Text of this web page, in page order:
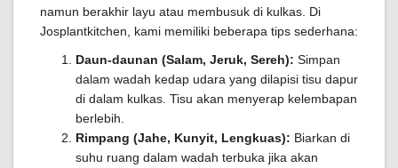
namun berakhir layu atau membusuk di kulkas. Di
Josplantkitchen, kami memiliki beberapa tips sederhana:
Daun-daunan (Salam, Jeruk, Sereh): Simpan
dalam wadah kedap udara yang dilapisi tisu dapur
di dalam kulkas. Tisu akan menyerap kelembapan
berlebih.
Rimpang (Jahe, Kunyit, Lengkuas): Biarkan di
suhu ruang dalam wadah terbuka jika akan